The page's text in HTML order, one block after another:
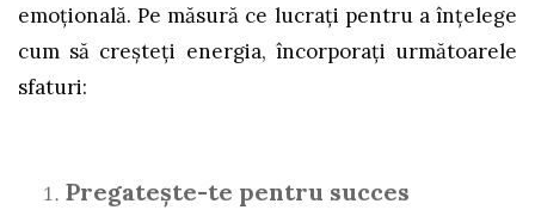
emoțională. Pe măsură ce lucrați pentru a înțelege
cum să creșteți energia, încorporați următoarele
sfaturi:
Pregatește-te pentru succes